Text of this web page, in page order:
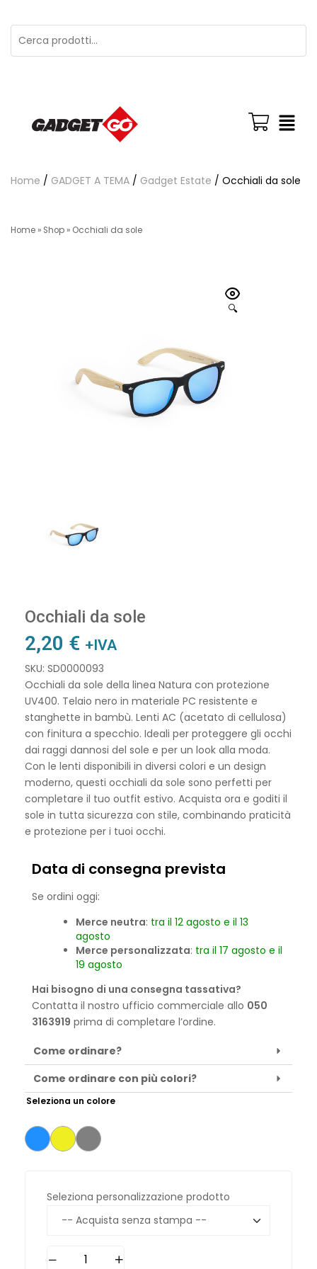
Home / GADGET A TEMA / Gadget Estate / Occhiali da sole
Home » Shop » Occhiali da sole
🔍
Occhiali da sole
2,20 € +IVA
SKU: SD0000093
Occhiali da sole della linea Natura con protezione
UV400. Telaio nero in materiale PC resistente e
stanghette in bambù. Lenti AC (acetato di cellulosa)
con finitura a specchio. Ideali per proteggere gli occhi
dai raggi dannosi del sole e per un look alla moda.
Con le lenti disponibili in diversi colori e un design
moderno, questi occhiali da sole sono perfetti per
completare il tuo outfit estivo. Acquista ora e goditi il
sole in tutta sicurezza con stile, combinando praticità
e protezione per i tuoi occhi.
Data di consegna prevista
Se ordini oggi:
Merce neutra: tra il 12 agosto e il 13
agosto
Merce personalizzata: tra il 17 agosto e il
19 agosto
Hai bisogno di una consegna tassativa?
Contatta il nostro ufficio commerciale allo 050
3163919 prima di completare l’ordine.
Come ordinare?
Come ordinare con più colori?
Seleziona un colore
Seleziona personalizzazione prodotto